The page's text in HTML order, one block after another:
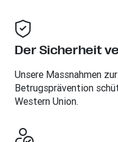
Der Sicherheit
Unsere Massnahmen
Betrugsprävention
Western Union.